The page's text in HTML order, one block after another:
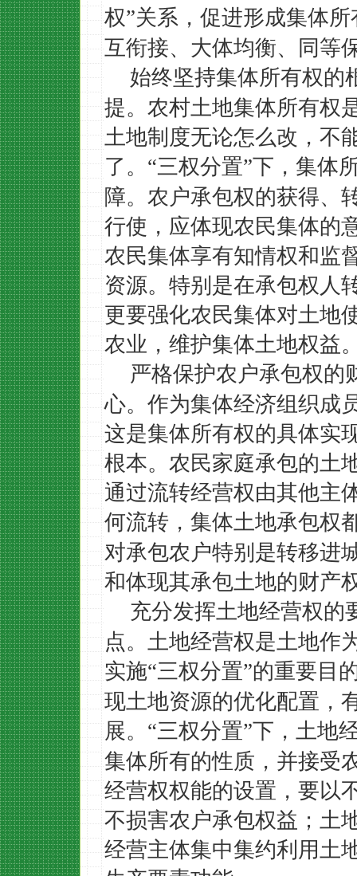
权”关系，促进形成集体
互衔接、大体均衡、同等
始终坚持集体所有权的
提。农村土地集体所有权
土地制度无论怎么改，不
了。 “三权分置”下，集体
障。农户承包权的获得、
行使，应体现农民集体的
农民集体享有知情权和监
资源。特别是在承包权人
更要强化农民集体对土地
农业，维护集体土地权益
严格保护农户承包权的
心。作为集体经济组织成
这是集体所有权的具体实
根本。农民家庭承包的土
通过流转经营权由其他主
何流转，集体土地承包权
对承包农户特别是转移进
和体现其承包土地的财产
充分发挥土地经营权的
点。土地经营权是土地作
实施“三权分置”的重要目
现土地资源的优化配置，
展。 “三权分置”下，土地
集体所有的性质，并接受
经营权权能的设置，要以
不损害农户承包权益；土
经营主体集中集约利用土